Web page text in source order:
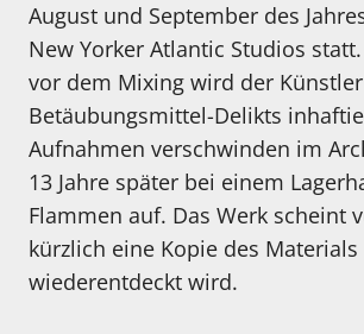
August und September des
New Yorker Atlantic Studios
vor dem Mixing wird der
Betäubungsmittel-Delikts
Aufnahmen verschwinden im
13 Jahre später bei einem
Flammen auf. Das Werk scheint
kürzlich eine Kopie des Materials
wiederentdeckt wird.